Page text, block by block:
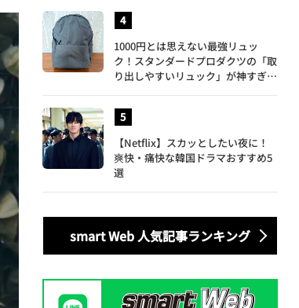
1000円とは思えない最強リュッ
ク！スタンダードプロダクツの「取
り出しやすいリュック」が神すぎ
【Netflix】スカッとしたい夜に！
爽快・痛快な韓国ドラマおすすめ5
選
smart Web 人気記事ランキング